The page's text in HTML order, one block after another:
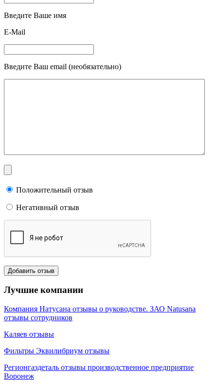
Введите Ваше имя
E-Mail
Введите Ваш email (необязательно)
Положительный отзыв
Негативный отзыв
Лучшие компании
Компания Натусана отзывы о руководстве. ЗАО Natusana
отзывы сотрудников
Каляев отзывы
Фильтры Эквилибриум отзывы
Регионгаздеталь отзывы производственное предприятие
Воронеж